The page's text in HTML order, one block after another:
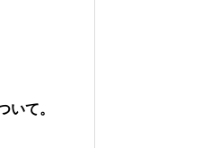
いて。